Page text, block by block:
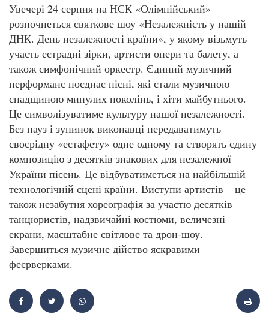
Увечері 24 серпня на НСК «Олімпійський»
розпочнеться святкове шоу «Незалежність у нашій
ДНК. День незалежності країни», у якому візьмуть
участь естрадні зірки, артисти опери та балету, а
також симфонічний оркестр. Єдиний музичний
перформанс поєднає пісні, які стали музичною
спадщиною минулих поколінь, і хіти майбутнього.
Це символізуватиме культуру нашої незалежності.
Без пауз і зупинок виконавці передаватимуть
своєрідну «естафету» одне одному та створять єдину
композицію з десятків знакових для незалежної
України пісень. Це відбуватиметься на найбільшій
технологічній сцені країни. Виступи артистів – це
також незабутня хореографія за участю десятків
танцюристів, надзвичайні костюми, величезні
екрани, масштабне світлове та дрон-шоу.
Завершиться музичне дійство яскравими
феєрверками.